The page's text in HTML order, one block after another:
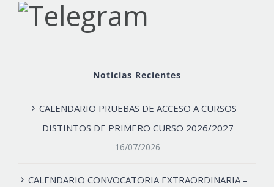
Noticias Recientes
CALENDARIO PRUEBAS DE ACCESO A CURSOS
DISTINTOS DE PRIMERO CURSO 2026/2027
16/07/2026
CALENDARIO CONVOCATORIA EXTRAORDINARIA –